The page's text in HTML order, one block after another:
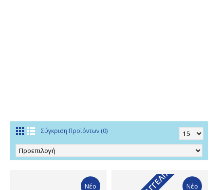
Σύγκριση Προϊόντων (0)
Νέο Νέο